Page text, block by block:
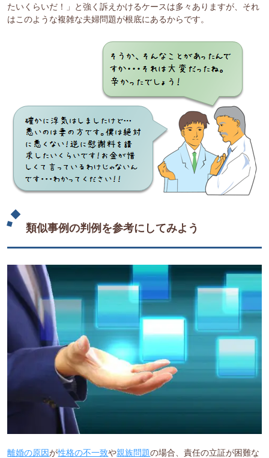
たいくらいだ！」と強く訴えかけるケースは多々ありますが、それ
はこのような複雑な夫婦問題が根底にあるからです。
類似事例の判例を参考にしてみよう
離婚の原因が性格の不一致や親族問題の場合、責任の立証が困難な